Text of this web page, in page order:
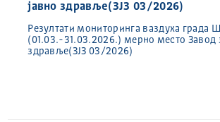
јавно здравље(ЗЈЗ 03/2026)
Резултати мониторинга ваздуха града
(01.03.-31.03.2026.) мерно место Завод
здравље(ЗЈЗ 03/2026)